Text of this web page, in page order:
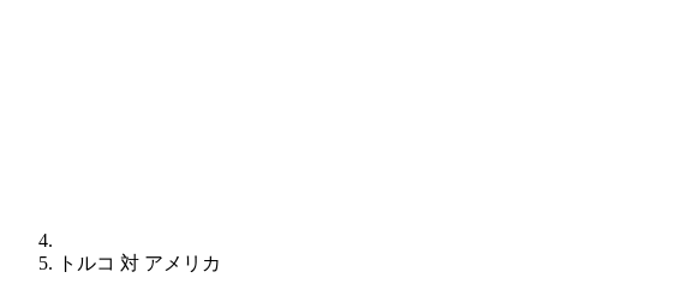
トルコ 対 アメリカ